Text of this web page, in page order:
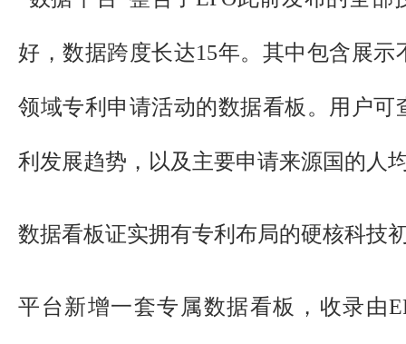
好，数据跨度长达15年。其中包含展示
领域专利申请活动的数据看板。用户可
利发展趋势，以及主要申请来源国的人
数据看板证实拥有专利布局的硬核科技
平台新增一套专属数据看板，收录由